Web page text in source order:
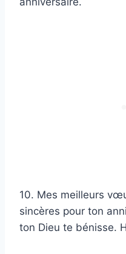
10. Mes meilleurs
sincères pour ton
ton Dieu te bénisse.